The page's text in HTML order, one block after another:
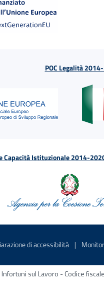
POC Legalità
Capacità Istituzionale 2014-
finestra
- Apre in una nuova finestra
di accessibilità Sito
sul Lavoro - Codice